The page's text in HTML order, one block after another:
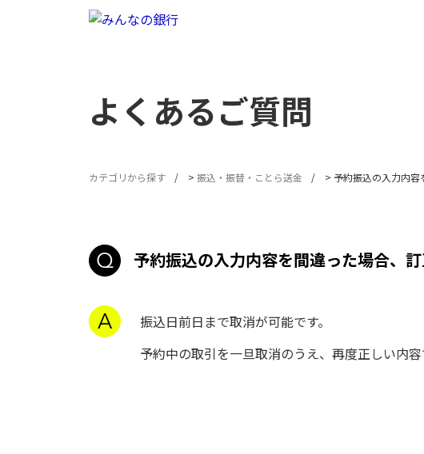
よくあるご質問
カテゴリから探す > 振込・振替・ことら送金 > 予約振込の入力内
予約振込の入力内容を間違った場合、
振込日前日まで取消が可能です。
予約中の取引を一旦取消のうえ、再度正しい内容